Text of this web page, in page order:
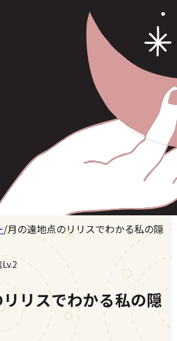
/月の遠地点のリリスでわかる私の隠
Lv.2
リスでわかる私の隠